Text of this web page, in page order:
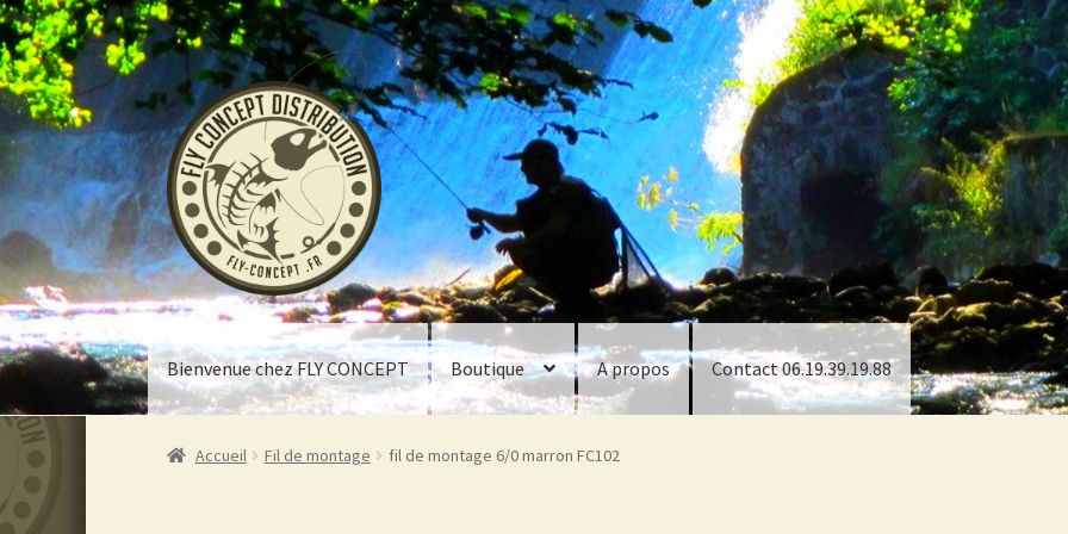
Aller
à
la
navigation
Aller
au
contenu
Bienvenue chez FLY CONCEPT Boutique A propos Contact 06.19.39.19.88
Accueil Fil de montage fil de montage 6/0 marron FC102